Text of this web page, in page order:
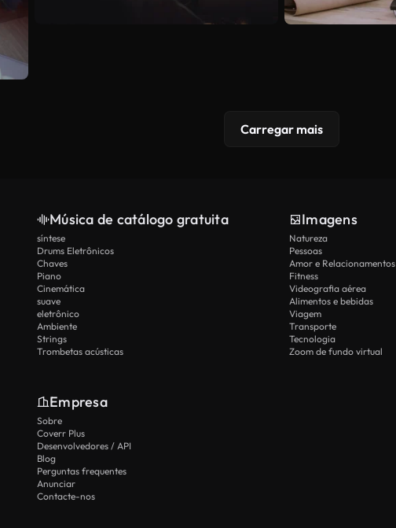
Carregar mais
Música de catálogo gratuita
síntese
Drums Eletrônicos
Chaves
Piano
Cinemática
suave
eletrônico
Ambiente
Strings
Trombetas acústicas
Imagens
Natureza
Pessoas
Amor e Relacionamentos
Fitness
Videografia aérea
Alimentos e bebidas
Viagem
Transporte
Tecnologia
Zoom de fundo virtual
Empresa
Sobre
Coverr Plus
Desenvolvedores / API
Blog
Perguntas frequentes
Anunciar
Contacte-nos